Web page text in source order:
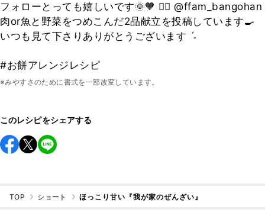
フォローとっても嬉しいです🌞🧡 👉🏻 @ffam_bangohan
肉or魚と野菜をつめこんだ2品献立を投稿しています🍳
いつも見て下さりありがとうございます ˊ˗
#お餅アレンジレシピ
※みやすさのために書式を一部改変しています。
このレシピをシェアする
TOP ショート ほっこり甘い『我が家のぜんざい』